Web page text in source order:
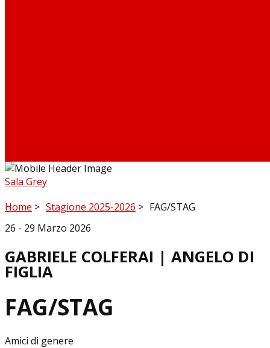
Sala Grey
Home
Stagione 2025-2026
FAG/STAG
26 - 29 Marzo 2026
GABRIELE COLFERAI | ANGELO DI
FIGLIA
FAG/STAG
Amici di genere